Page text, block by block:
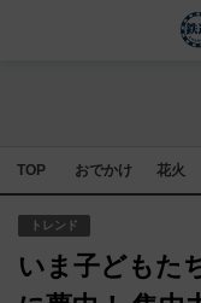
TOP おでかけ 花火
トレンド
いま子どもた